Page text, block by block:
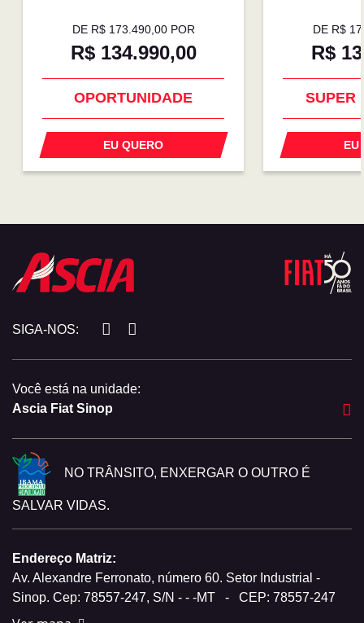
DE R$ 173.490,00 POR
R$ 134.990,00
OPORTUNIDADE
EU QUERO
DE R$
R$
SUPER
EU
SIGA-NOS:
Você está na unidade:
Ascia Fiat Sinop
NO TRÂNSITO, ENXERGAR O OUTRO É
SALVAR VIDAS.
Endereço Matriz:
Av. Alexandre Ferronato, número 60. Setor Industrial -
Sinop. Cep: 78557-247, S/N - - -MT
- CEP: 78557-247